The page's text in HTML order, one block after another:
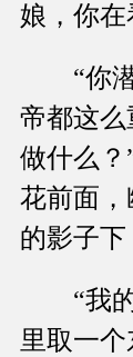
娘，你在
“你潜
帝都这
做什么？
花前面
的影子下
“我的
里取一